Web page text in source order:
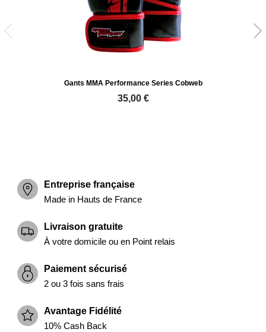
Gants MMA Performance Series Cobweb
35,00 €
Entreprise française
Made in Hauts de France
Livraison gratuite
À votre domicile ou en Point relais
Paiement sécurisé
2 ou 3 fois sans frais
Avantage Fidélité
10% Cash Back